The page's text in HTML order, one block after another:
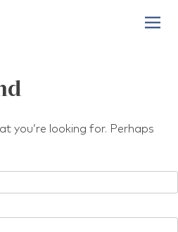
you’re looking for. Perhaps